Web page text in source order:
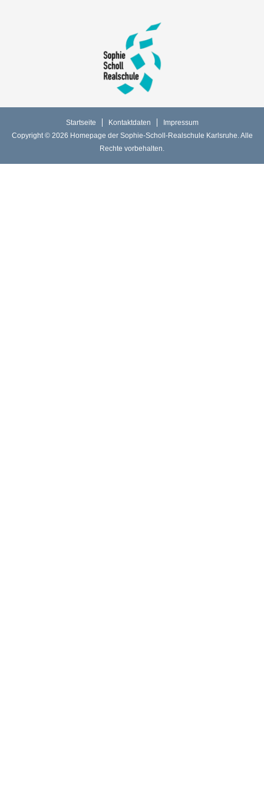
Startseite Kontaktdaten
Impressum
Copyright © 2026 Homepage der Sophie-Scholl-Realschule Karlsruhe. Alle
Rechte vorbehalten.